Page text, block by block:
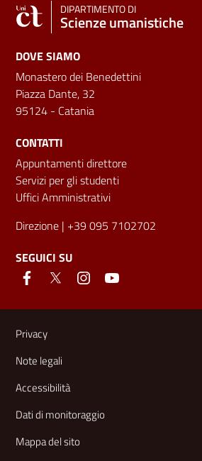
DIPARTIMENTO DI
Scienze umanistiche
DOVE SIAMO
Monastero dei Benedettini
Piazza Dante, 32
95124 - Catania
CONTATTI
Appuntamenti direttore
Servizi per gli studenti
Uffici Amministrativi
Direzione | +39 095 7102702
SEGUICI SU
Link e informazioni utili
Privacy
Note legali
Accessibilità
Dati di monitoraggio
Mappa del sito